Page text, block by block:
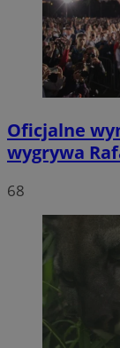
Oficjalne
wygrywa
68